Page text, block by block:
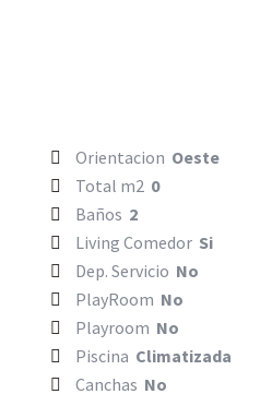
Orientacion Oeste
Total m2 0
Baños 2
Living Comedor Si
Dep. Servicio No
PlayRoom No
Playroom No
Piscina Climatizada
Canchas No